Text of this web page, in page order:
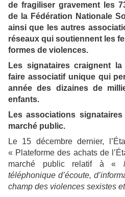
de fragiliser gravement les
de la Fédération Nationale
ainsi que les autres
réseaux qui soutiennent les
formes de violences.
Les signataires craignent
faire associatif unique qui
année des dizaines de
enfants.
Les associations
marché public.
Le 15 décembre dernier,
« Plateforme des achats de
marché public relatif à «
téléphonique d’écoute,
champ des violences sexistes